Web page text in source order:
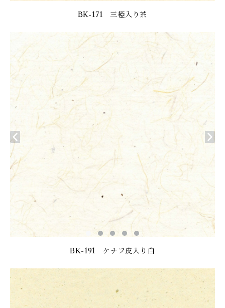
BK-171 三椏入り茶
BK-191 ケナフ皮入り白